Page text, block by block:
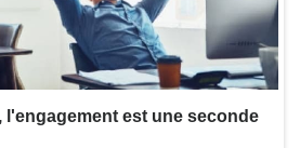
l'engagement est une seconde